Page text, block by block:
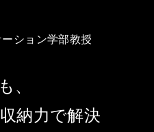
ション学部教授
、
納力で解決